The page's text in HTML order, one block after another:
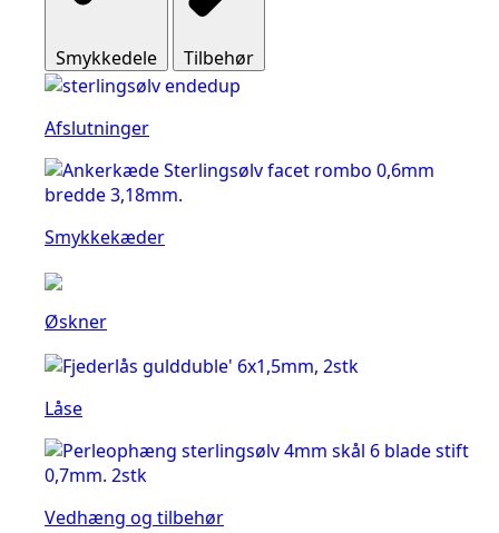
Smykkedele Tilbehør
Afslutninger
Smykkekæder
Øskner
Låse
Vedhæng og tilbehør